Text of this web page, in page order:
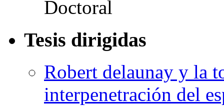
Tesis dirigidas
Robert delaunay y la
interpenetración del